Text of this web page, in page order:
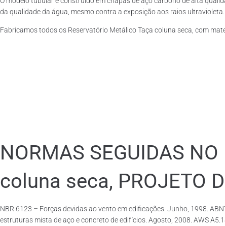
da qualidade da água, mesmo contra a exposição aos raios ultravioleta.
Fabricamos todos os Reservatório Metálico Taça coluna seca, com
NORMAS SEGUIDAS
coluna seca, PROJETO
NBR 6123 – Forças devidas ao vento em edificações. Junho, 1998.
estruturas mista de aço e concreto de edifícios. Agosto, 2008. AWS